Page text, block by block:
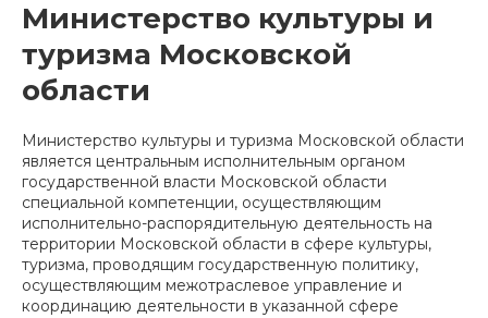
Министерство культуры и
туризма Московской
области
Министерство культуры и туризма Московской области
является центральным исполнительным органом
государственной власти Московской области
специальной компетенции, осуществляющим
исполнительно-распорядительную деятельность на
территории Московской области в сфере культуры,
туризма, проводящим государственную политику,
осуществляющим межотраслевое управление и
координацию деятельности в указанной сфере